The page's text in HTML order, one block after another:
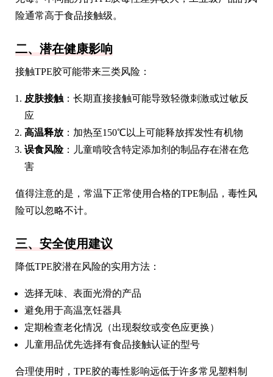
险通常高于食品接触级。
二、潜在健康影响
接触TPE胶可能带来三类风险：
皮肤接触 ：长期直接接触可能导致轻微刺激或过敏反
应
高温释放 ：加热至150℃以上可能释放挥发性有机物
误食风险：儿童啃咬含特定添加剂的制品存在潜在危
害
值得注意的是，常温下正常使用合格的TPE制品，毒性风
险可以忽略不计。
三、安全使用建议
降低TPE胶潜在风险的实用方法：
选择无味、表面光滑的产品
避免用于高温烹饪器具
定期检查老化情况（出现裂纹或变色应更换）
儿童用品优先选择有食品接触认证的型号
合理使用时，TPE胶的毒性影响远低于许多常见塑料制